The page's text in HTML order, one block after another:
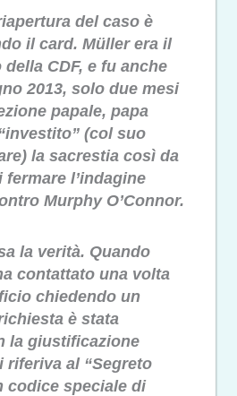
del caso è
il card. Müller era il
CDF, e fu anche
2013, solo due mesi
papale, papa
(col suo
la sacrestia così da
l’indagine
Murphy O’Connor.
la verità. Quando
contattato una volta
chiedendo un
è stata
la giustificazione
riferiva al “Segreto
codice speciale di